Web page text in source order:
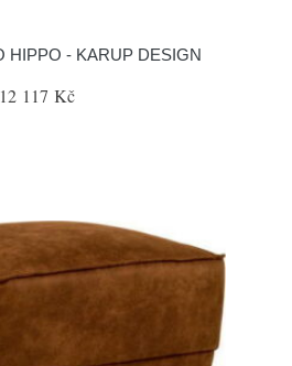
HIPPO - KARUP DESIGN
12 117 Kč